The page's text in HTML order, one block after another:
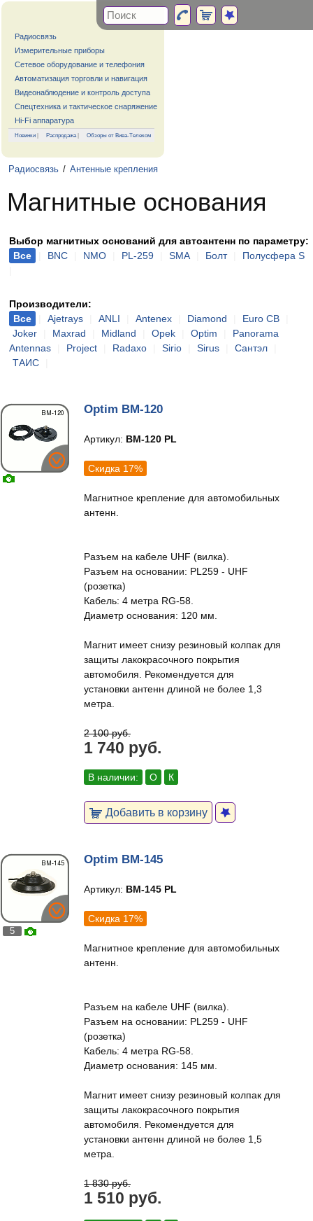
Радиосвязь
Измерительные приборы
Сетевое оборудование и телефония
Автоматизация торговли и навигация
Видеонаблюдение и контроль доступа
Спецтехника и тактическое снаряжение
Hi-Fi аппаратура
Новинки | Распродажа| Обзоры от Вива-Телеком
Радиосвязь / Антенные крепления
Магнитные основания
Выбор магнитных оснований для автоантенн по параметру:
Все
BNC NMO PL-259 SMA Болт
Полусфера S
Производители:
Все
Ajetrays ANLI Antenex Diamond Euro CB
Joker
Maxrad Midland Opek Optim
Panorama
Antennas
Project Radaxo Sirio Sirus Сантэл
ТАИС
Optim BM-120
Артикул: BM-120 PL
Скидка 17%
Магнитное крепление для автомобильных
антенн.
Разъем на кабеле UHF (вилка).
Разъем на основании: PL259 - UHF
(розетка)
Кабель: 4 метра RG-58.
Диаметр основания: 120 мм.
Магнит имеет снизу резиновый колпак для
защиты лакокрасочного покрытия
автомобиля. Рекомендуется для
установки антенн длиной не более 1,3
метра.
2 100 руб.
1 740 руб.
В наличии: О К
Добавить в корзину
5
Optim BM-145
Артикул: BM-145 PL
Скидка 17%
Магнитное крепление для автомобильных
антенн.
Разъем на кабеле UHF (вилка).
Разъем на основании: PL259 - UHF
(розетка)
Кабель: 4 метра RG-58.
Диаметр основания: 145 мм.
Магнит имеет снизу резиновый колпак для
защиты лакокрасочного покрытия
автомобиля. Рекомендуется для
установки антенн длиной не более 1,5
метра.
1 830 руб.
1 510 руб.